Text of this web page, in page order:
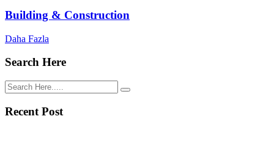
Building & Construction
Daha Fazla
Search Here
Recent Post